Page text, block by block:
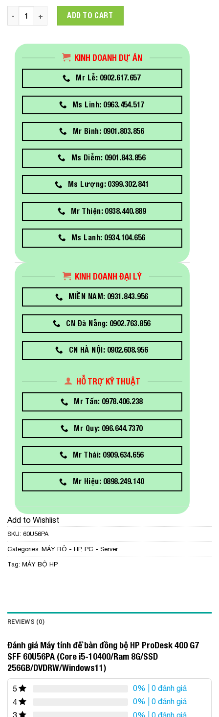
Máy tính để bàn đồng bộ HP ProDesk 400 G7 SFF 60U56PA
ADD TO CART
KINH DOANH DỰ ÁN
Mr Lễ: 0902.617.657
Ms Linh: 0963.454.517
Mr Bình: 0901.803.856
Ms Diễm: 0901.843.856
Ms Lượng: 0399.302.841
Mr Thiện: 0938.440.889
Ms Lanh: 0934.104.656
KINH DOANH ĐẠI LÝ
MIỀN NAM: 0931.843.956
CN Đà Nẵng: 0902.763.856
CN HÀ NỘI: 0902.608.956
HỖ TRỢ KỸ THUẬT
Mr Tấn: 0978.406.238
Mr Quy: 096.644.7370
Mr Thái: 0909.634.656
Mr Hiệu: 0898.249.140
Add to Wishlist
SKU: 60U56PA
Categories: MÁY BỘ - HP, PC - Server
Tag: MÁY BỘ HP
REVIEWS (0)
Đánh giá Máy tính để bàn đồng bộ HP ProDesk 400 G7
SFF 60U56PA (Core i5-10400/Ram 8G/SSD
256GB/DVDRW/Windows11)
5 0% | 0 đánh giá
4
0% | 0 đánh giá
3
0% | 0 đánh giá